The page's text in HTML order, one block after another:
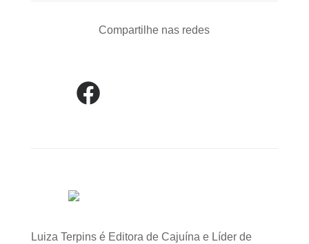
Compartilhe nas redes
Luiza Terpins é Editora de Cajuína e Líder de